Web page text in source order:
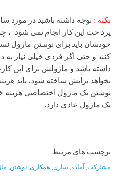
نکته : توجه داشته باشید در مورد
پرداخت این کار انجام نمی شود! ،
خودشان باید برای نوشتن ماژول
کنند و حتی اگر فردی خیلی نیاز
داشته باشد و ماژولش برای اپن
بخواهد برایش ساخته شود، باید
نوشتن یک ماژول اختصاصی هزینه
یک ماژول عادی دارد.
برچسب های مرتبط
مشارکت, آماده, سازی, همکاری, نوشتن,